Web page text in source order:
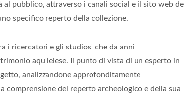
pubblico, attraverso i canali social e il sito web del
specifico reperto della collezione.
i ricercatori e gli studiosi che da anni
aquileiese. Il punto di vista di un esperto in
analizzandone approfonditamente
del reperto archeologico e della sua